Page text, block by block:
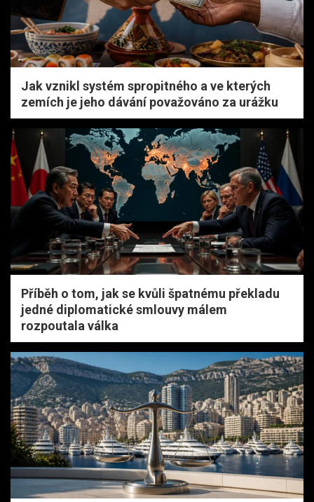
Jak vznikl systém spropitného a ve kterých
zemích je jeho dávání považováno za urážku
Příběh o tom, jak se kvůli špatnému překladu
jedné diplomatické smlouvy málem
rozpoutala válka